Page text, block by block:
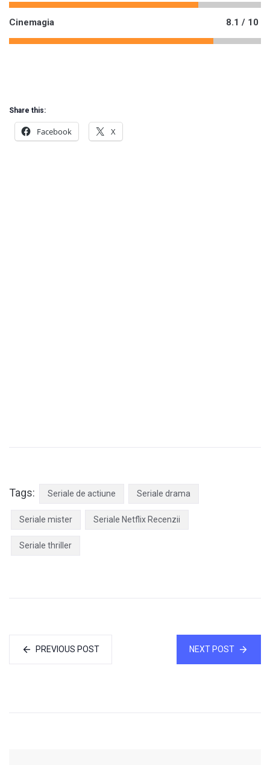
Cinemagia 8.1 / 10
Share this:
Facebook X
Tags: Seriale de actiune Seriale drama
Seriale mister Seriale Netflix Recenzii
Seriale thriller
PREVIOUS POST NEXT POST